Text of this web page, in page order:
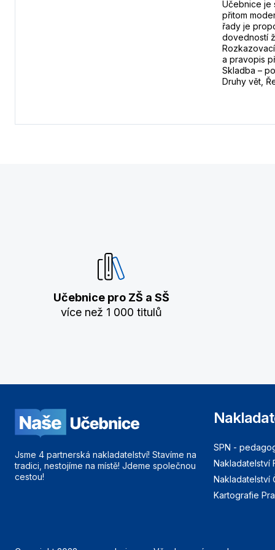
Učebnice je
přitom
řady je
dovedností
a pravopis
Skladba –
Druhy vět,
Učebnice pro ZŠ a SŠ
více než 1 000 titulů
Jsme 4 partnerská nakladatelství! Stavíme na
tradici, nestojíme na místě! Jdeme společnou
cestou!
SPN -
Nakladatelství
Nakladatelství
Kartografie